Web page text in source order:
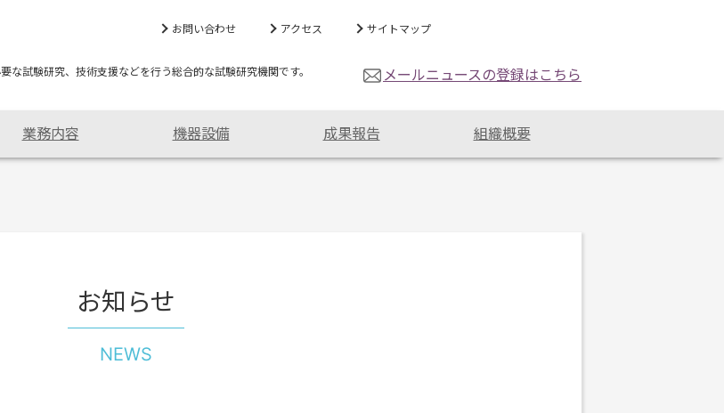
お問い合わせ アクセス サイトマップ
試験研究、技術支援などを行う総合的な試験研究機関です。 メールニュースの登録はこちら
業務内容 機器設備 成果報告 組織概要
お知らせ
NEWS